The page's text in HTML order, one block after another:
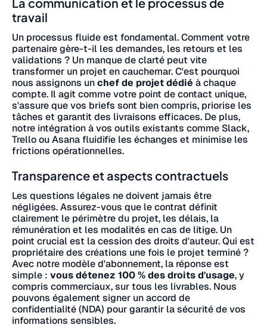
travail
Un processus fluide est fondamental. Comment votre
partenaire gère-t-il les demandes, les retours et les
validations ? Un manque de clarté peut vite
transformer un projet en cauchemar. C'est pourquoi
nous assignons unchef de projet dédié à chaque
compte. Il agit comme votre point de contact unique,
s'assure que vos briefs sont bien compris, priorise les
tâches et garantit des livraisons efficaces. De plus,
notre intégration à vos outils existants comme Slack,
Trello ou Asana fluidifie les échanges et minimise les
frictions opérationnelles.
Transparence et aspects contractuels
Les questions légales ne doivent jamais être
négligées. Assurez-vous que le contrat définit
clairement le périmètre du projet, les délais, la
rémunération et les modalités en cas de litige. Un
point crucial est la cession des droits d'auteur. Qui est
propriétaire des créations une fois le projet terminé ?
Avec notre modèle d'abonnement, la réponse est
simple : vous détenez 100 % des droits d'usage, y
compris commerciaux, sur tous les livrables. Nous
pouvons également signer un accord de
confidentialité (NDA) pour garantir la sécurité de vos
informations sensibles.